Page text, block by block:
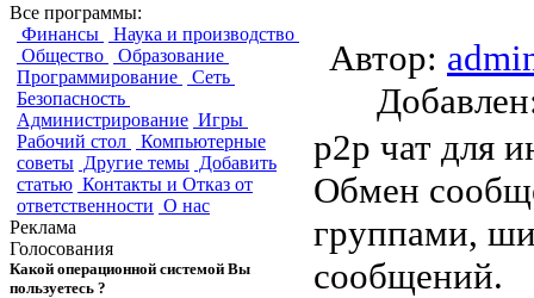
Все программы:
Финансы
Наука и производство
Общество
Образование
Программирование
Сеть
Безопасность
Администрирование Игры
Рабочий стол
Компьютерные
советы Другие темы Добавить
статью Контакты и Отказ от
ответственности О нас
Реклама
Голосования
Какой операционной системой Вы
пользуетесь ?
Автор:
p2p чат для
Обмен
группами,
сообщений.